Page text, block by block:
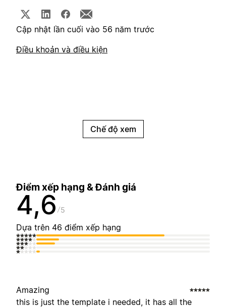
Cập nhật lần cuối vào 56 năm trước
Điều khoản và điều kiện
Chế độ xem
Điểm xếp hạng & Đánh giá
4,6 5
Dựa trên 46 điểm xếp hạng
Amazing
this is just the template i needed, it has all the